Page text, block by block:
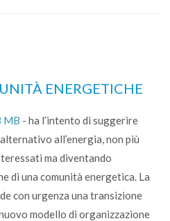
ENERGETICHE
MB - ha l’intento di suggerire
all’energia, non più
ma diventando
di una comunità energetica. La
con urgenza una transizione
modello di organizzazione